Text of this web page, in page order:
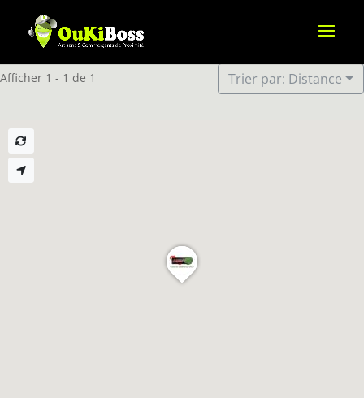
Afficher 1 - 1 de 1 Trier par: Distance